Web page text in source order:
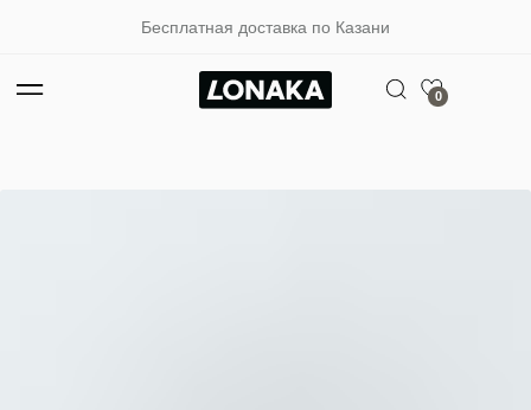
Бесплатная доставка по Казани